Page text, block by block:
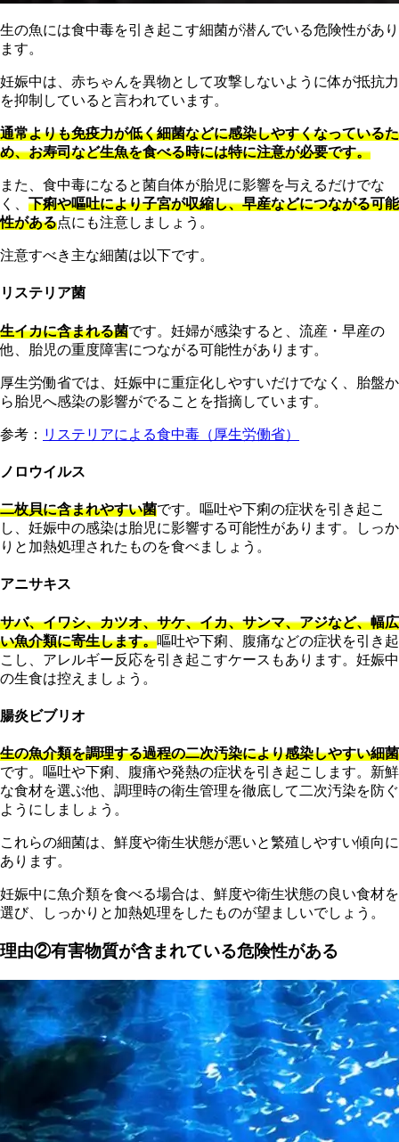
生の魚には食中毒を引き起こす細菌が潜んでいる危険性があり
ます。
妊娠中は、赤ちゃんを異物として攻撃しないように体が抵抗力
を抑制していると言われています。
通常よりも免疫力が低く細菌などに感染しやすくなっているた
め、お寿司など生魚を食べる時には特に注意が必要です。
また、食中毒になると菌自体が胎児に影響を与えるだけでな
く、 下痢や嘔吐により子宮が収縮し、早産などにつながる可能
性がある点にも注意しましょう。
注意すべき主な細菌は以下です。
リステリア菌
生イカに含まれる菌です。妊婦が感染すると、流産・早産の
他、胎児の重度障害につながる可能性があります。
厚生労働省では、妊娠中に重症化しやすいだけでなく、胎盤か
ら胎児へ感染の影響がでることを指摘しています。
参考： リステリアによる食中毒（厚生労働省）
ノロウイルス
二枚貝に含まれやすい菌です。嘔吐や下痢の症状を引き起こ
し、妊娠中の感染は胎児に影響する可能性があります。しっか
りと加熱処理されたものを食べましょう。
アニサキス
サバ、イワシ、カツオ、サケ、イカ、サンマ、アジなど、幅広
い魚介類に寄生します。嘔吐や下痢、腹痛などの症状を引き起
こし、アレルギー反応を引き起こすケースもあります。妊娠中
の生食は控えましょう。
腸炎ビブリオ
生の魚介類を調理する過程の二次汚染により感染しやすい細菌
です。嘔吐や下痢、腹痛や発熱の症状を引き起こします。新鮮
な食材を選ぶ他、調理時の衛生管理を徹底して二次汚染を防ぐ
ようにしましょう。
こ れらの細菌は、鮮度や衛生状態が悪いと繁殖しやすい傾向に
あります。
妊娠中に魚介類を食べる場合は、鮮度や衛生状態の良い食材を
選び、しっかりと加熱処理をしたものが望ましいでしょう。
理由②有害物質が含まれている危険性がある